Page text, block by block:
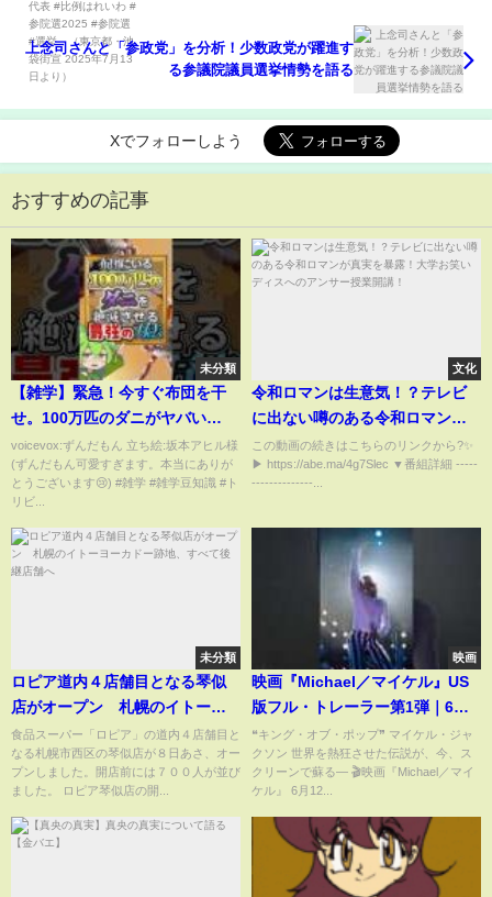
上念司さんと「参政党」を分析！少数政党が躍進す
る参議院議員選挙情勢を語る
Xでフォローしよう
おすすめの記事
未分類
【雑学】緊急！今すぐ布団を干
せ。100万匹のダニがヤバい
#shorts #雑学 #生き物
voicevox:ずんだもん 立ち絵:坂本アヒル様
(ずんだもん可愛すぎます。本当にありが
とうございます😢) #雑学 #雑学豆知識 #ト
リビ...
文化
令和ロマンは生意気！？テレビ
に出ない噂のある令和ロマンが
真実を暴露！大学お笑いディス
へのアンサー授業開講！
この動画の続きはこちらのリンクから?✨
▶ https://abe.ma/4g7Slec ▼番組詳細 -----
--------------...
未分類
ロピア道内４店舗目となる琴似
店がオープン 札幌のイトーヨ
ーカドー跡地、すべて後継店舗
へ
食品スーパー「ロピア」の道内４店舗目と
なる札幌市西区の琴似店が８日あさ、オー
プンしました。開店前には７００人が並び
ました。 ロピア琴似店の開...
映画
映画『Michael／マイケル』US
版フル・トレーラー第1弾｜6月
12日(金)全国公開
#MichaelMovie #映画マイケル
❝キング・オブ・ポップ❞ マイケル・ジャ
クソン 世界を熱狂させた伝説が、今、ス
クリーンで蘇る― 🎬映画『Michael／マイ
ケル』 6月12...